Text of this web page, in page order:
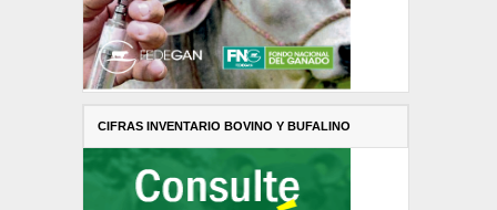
CIFRAS INVENTARIO BOVINO Y BUFALINO